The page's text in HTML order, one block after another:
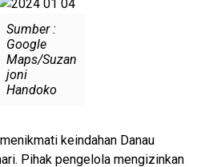
Sumber :
Google
Maps/Suzan
joni
Handoko
keindahan Danau
Pihak pengelola mengizinkan